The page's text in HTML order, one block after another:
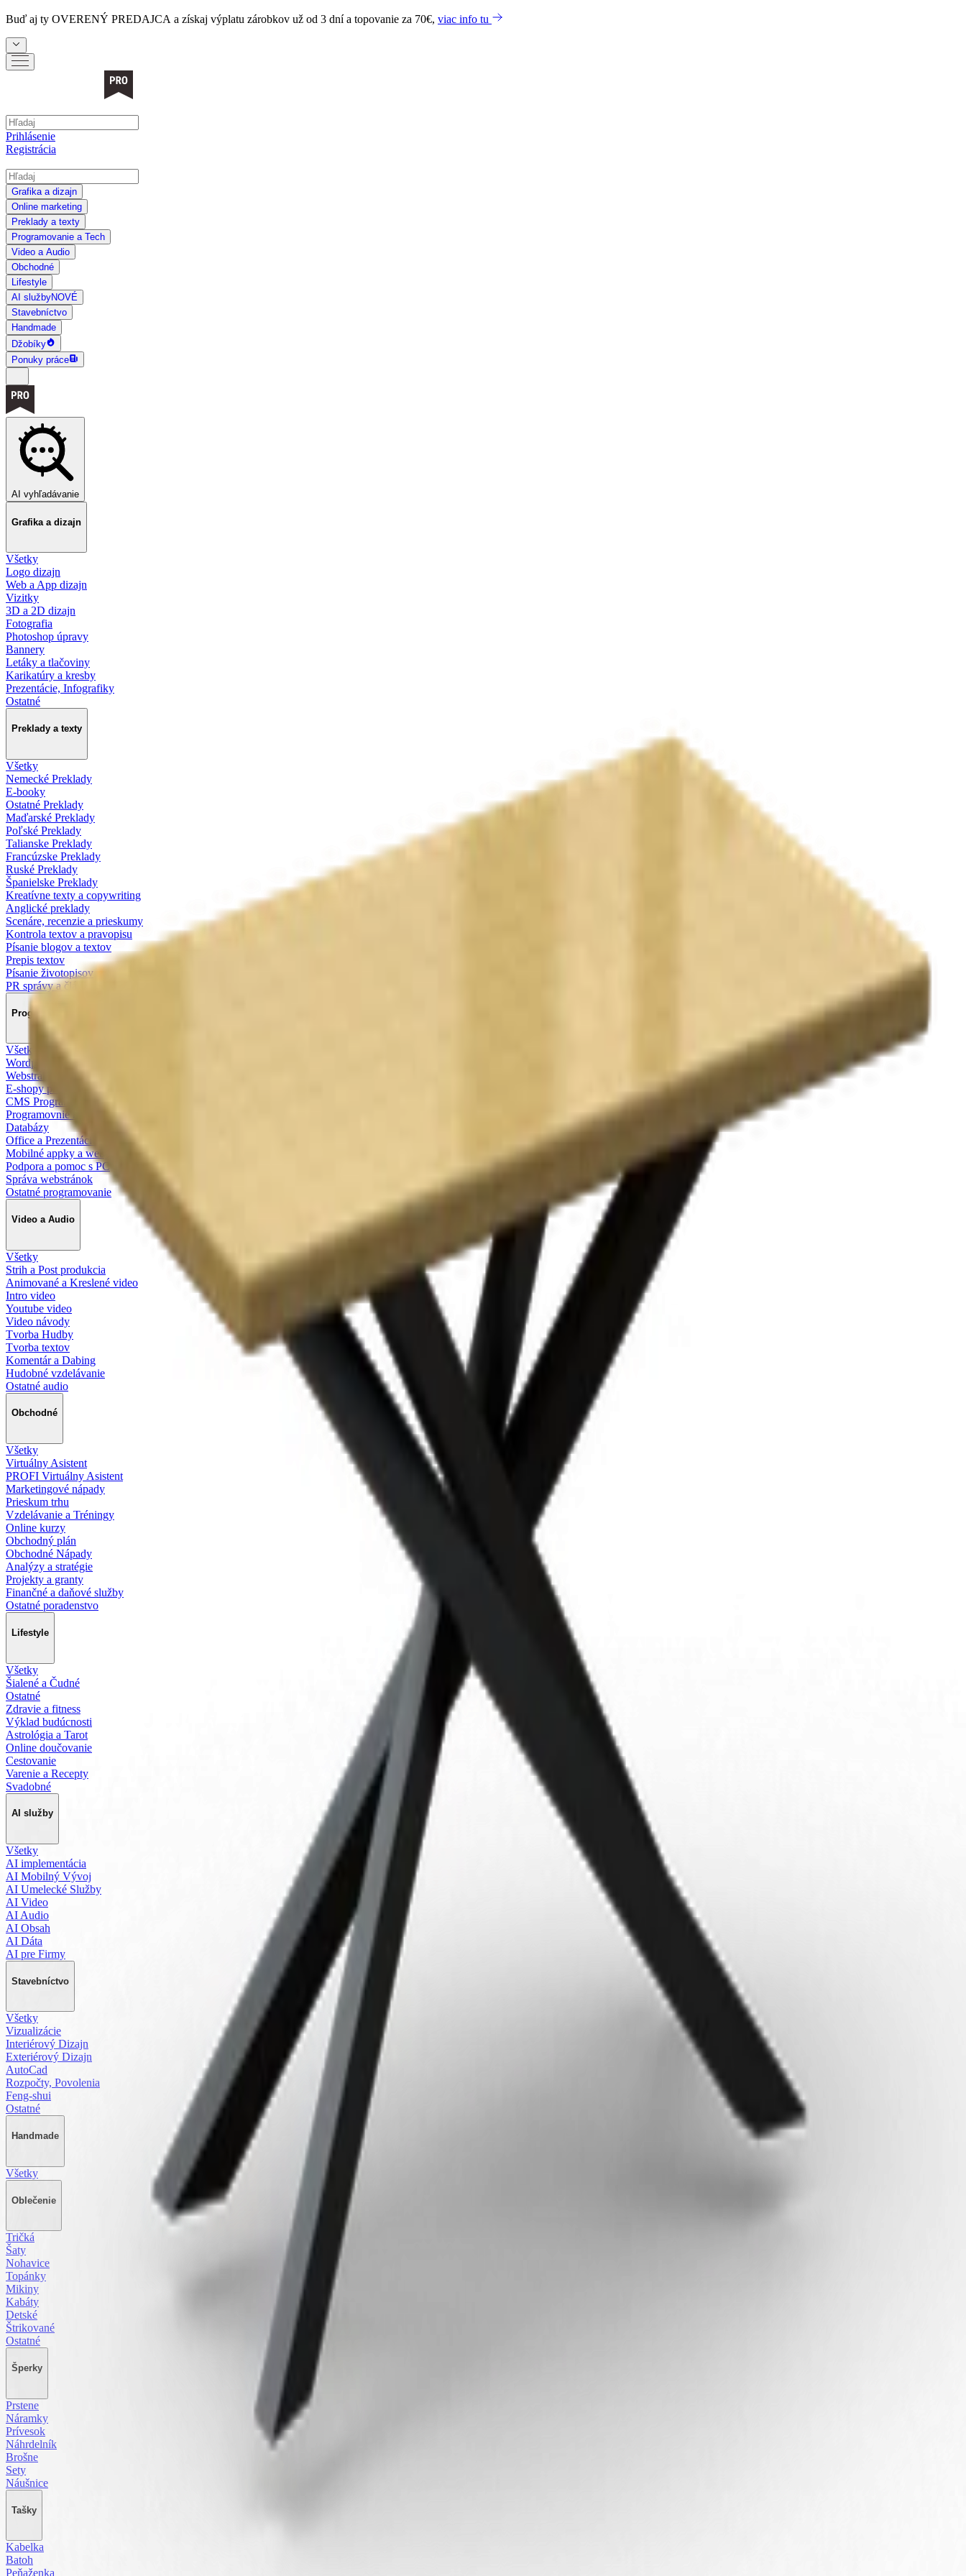
Buď aj ty OVERENÝ PREDAJCA a získaj výplatu zárobkov už od 3 dní a topovanie za 70€, viac info tu
Prihlásenie
Registrácia
Grafika a dizajn
Online marketing
Preklady a texty
Programovanie a Tech
Video a Audio
Obchodné
Lifestyle
AI službyNOVÉ
Stavebníctvo
Handmade
Džobíky
Ponuky práce
AI vyhľadávanie
Grafika a dizajn
Všetky
Logo dizajn
Web a App dizajn
Vizitky
3D a 2D dizajn
Fotografia
Photoshop úpravy
Bannery
Letáky a tlačoviny
Karikatúry a kresby
Prezentácie, Infografiky
Ostatné
Preklady a texty
Všetky
Nemecké Preklady
E-booky
Ostatné Preklady
Maďarské Preklady
Poľské Preklady
Talianske Preklady
Francúzske Preklady
Ruské Preklady
Španielske Preklady
Kreatívne texty a copywriting
Anglické preklady
Scenáre, recenzie a prieskumy
Kontrola textov a pravopisu
Písanie blogov a textov
Prepis textov
Písanie životopisov
PR správy a články
Programovanie a Tech
Všetky
Wordpress programovanie
Webstránky programovanie
E-shopy programovanie
CMS Programovanie
Programovnie hier
Databázy
Office a Prezentácie
Mobilné appky a weby
Podpora a pomoc s PC
Správa webstránok
Ostatné programovanie
Video a Audio
Všetky
Strih a Post produkcia
Animované a Kreslené video
Intro video
Youtube video
Video návody
Tvorba Hudby
Tvorba textov
Komentár a Dabing
Hudobné vzdelávanie
Ostatné audio
Obchodné
Všetky
Virtuálny Asistent
PROFI Virtuálny Asistent
Marketingové nápady
Prieskum trhu
Vzdelávanie a Tréningy
Online kurzy
Obchodný plán
Obchodné Nápady
Analýzy a stratégie
Projekty a granty
Finančné a daňové služby
Ostatné poradenstvo
Lifestyle
Všetky
Šialené a Čudné
Ostatné
Zdravie a fitness
Výklad budúcnosti
Astrológia a Tarot
Online doučovanie
Cestovanie
Varenie a Recepty
Svadobné
AI služby
Všetky
AI implementácia
AI Mobilný Vývoj
AI Umelecké Služby
AI Video
AI Audio
AI Obsah
AI Dáta
AI pre Firmy
Stavebníctvo
Všetky
Vizualizácie
Interiérový Dizajn
Exteriérový Dizajn
AutoCad
Rozpočty, Povolenia
Feng-shui
Ostatné
Handmade
Všetky
Oblečenie
Tričká
Šaty
Nohavice
Topánky
Mikiny
Kabáty
Detské
Štrikované
Ostatné
Šperky
Prstene
Náramky
Prívesok
Náhrdelník
Brošne
Sety
Náušnice
Tašky
Kabelka
Batoh
Peňaženka